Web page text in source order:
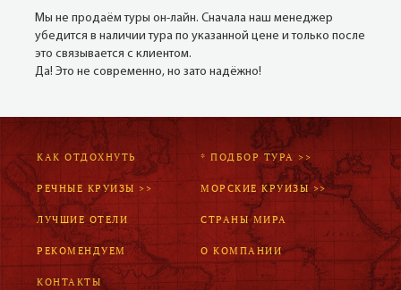
Мы не продаём туры он-лайн. Сначала наш менеджер
убедится в наличии тура по указанной цене и только после
это связывается с клиентом.
Да! Это не современно, но зато надёжно!
КАК ОТДОХНУТЬ * ПОДБОР ТУРА >>
РЕЧНЫЕ КРУИЗЫ >> МОРСКИЕ КРУИЗЫ >>
ЛУЧШИЕ ОТЕЛИ СТРАНЫ МИРА
РЕКОМЕНДУЕМ О КОМПАНИИ
КОНТАКТЫ